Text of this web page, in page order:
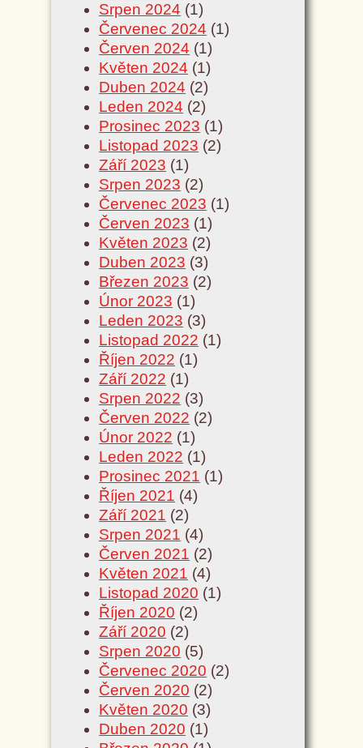
Srpen 2024 (1)
Červenec 2024 (1)
Červen 2024 (1)
Květen 2024 (1)
Duben 2024 (2)
Leden 2024 (2)
Prosinec 2023 (1)
Listopad 2023 (2)
Září 2023 (1)
Srpen 2023 (2)
Červenec 2023 (1)
Červen 2023 (1)
Květen 2023 (2)
Duben 2023 (3)
Březen 2023 (2)
Únor 2023 (1)
Leden 2023 (3)
Listopad 2022 (1)
Říjen 2022 (1)
Září 2022 (1)
Srpen 2022 (3)
Červen 2022 (2)
Únor 2022 (1)
Leden 2022 (1)
Prosinec 2021 (1)
Říjen 2021 (4)
Září 2021 (2)
Srpen 2021 (4)
Červen 2021 (2)
Květen 2021 (4)
Listopad 2020 (1)
Říjen 2020 (2)
Září 2020 (2)
Srpen 2020 (5)
Červenec 2020 (2)
Červen 2020 (2)
Květen 2020 (3)
Duben 2020 (1)